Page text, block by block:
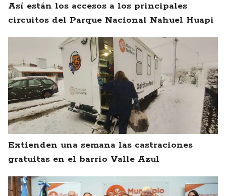
Así están los accesos a los principales
circuitos del Parque Nacional Nahuel Huapi
Extienden una semana las castraciones
gratuitas en el barrio Valle Azul